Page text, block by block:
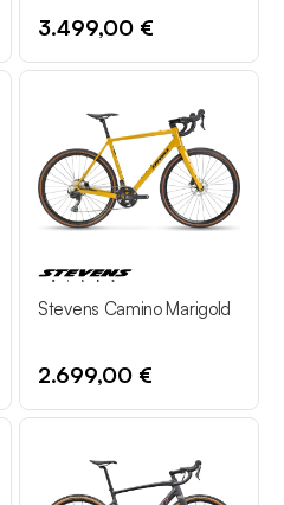
3.499,00 €
Stevens Camino Marigold
2.699,00 €